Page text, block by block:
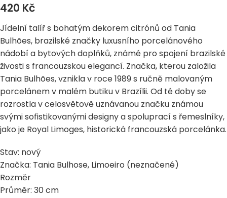
420 Kč
Jídelní talíř s bohatým dekorem citrónů od Tania
Bulhões, brazilské značky luxusního porcelánového
nádobí a bytových doplňků, známé pro spojení brazilské
živosti s francouzskou elegancí. Značka, kterou založila
Tania Bulhões, vznikla v roce 1989 s ručně malovaným
porcelánem v malém butiku v Brazílii. Od té doby se
rozrostla v celosvětově uznávanou značku známou
svými sofistikovanými designy a spoluprací s řemeslníky,
jako je Royal Limoges, historická francouzská porcelánka.
Stav: nový
Značka: Tania Bulhose, Limoeiro (neznačené)
Rozměr
Průměr: 30 cm